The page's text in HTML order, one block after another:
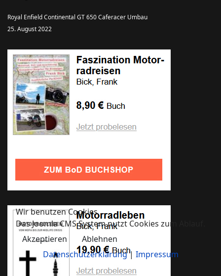
Royal Enfield Continental GT 650 Caferacer Umbau
25. August 2022
Wir benutzen Cookies
Das Joomla CMS System nutzt Cookies zum Ablauf.
Akzeptieren
Ablehnen
Datenschutzerklärung| Impressum